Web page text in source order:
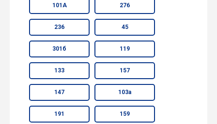
101А 276
236 45
301б 119
133 157
147 103а
191 159